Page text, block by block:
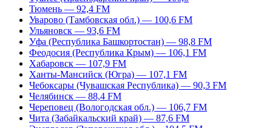
Тюмень — 92,4 FM
Уварово (Тамбовская обл.) — 100,6 FM
Ульяновск — 93,6 FM
Уфа (Республика Башкортостан) — 98,8 FM
Феодосия (Республика Крым) — 106,1 FM
Хабаровск — 107,9 FM
Ханты-Мансийск (Югра) — 107,1 FM
Чебоксары (Чувашская Республика) — 90,3 FM
Челябинск — 88,4 FM
Череповец (Вологодская обл.) — 106,7 FM
Чита (Забайкальский край) — 87,6 FM